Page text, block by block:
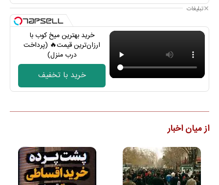
تبلیغات
خرید بهترین میخ کوب با
ارزان‌ترین قیمت🔥 (پرداخت
درب منزل)
خرید با تخفیف
از میان اخبار